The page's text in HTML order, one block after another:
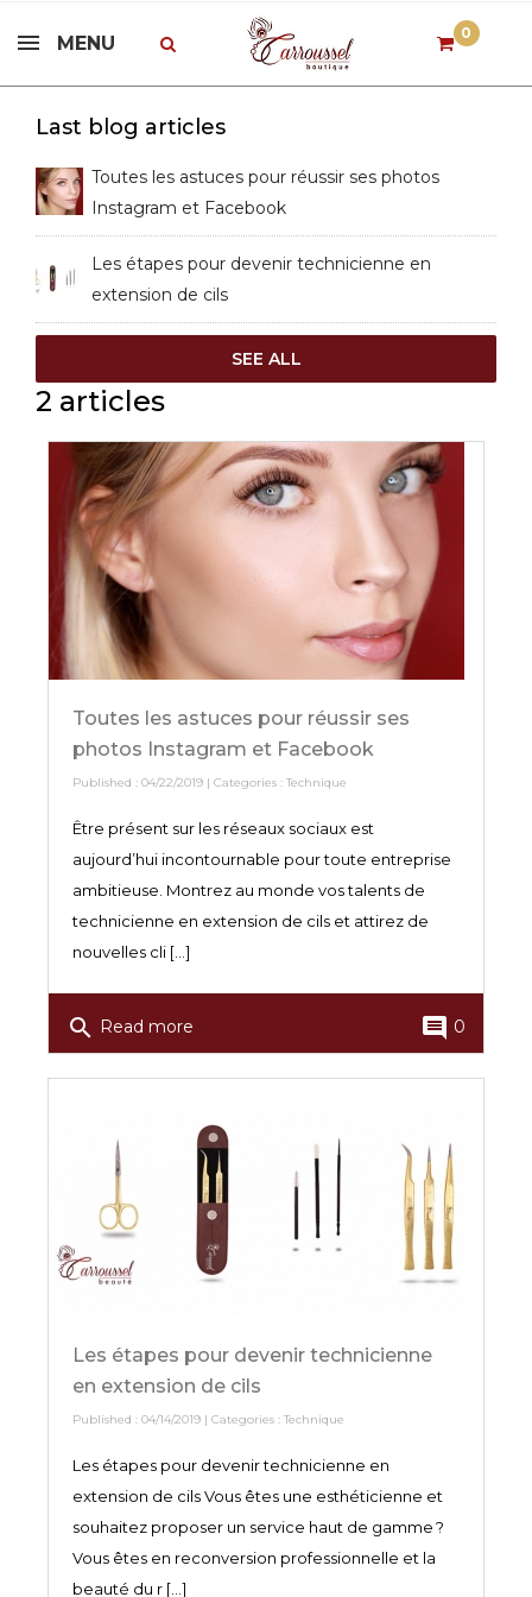
MENU 0
Last blog articles
Toutes les astuces pour réussir ses photos
Instagram et Facebook
Les étapes pour devenir technicienne en
extension de cils
SEE ALL
2 articles
Toutes les astuces pour réussir ses
photos Instagram et Facebook
Published : 04/22/2019 | Categories : Technique
Être présent sur les réseaux sociaux est
aujourd’hui incontournable pour toute entreprise
ambitieuse. Montrez au monde vos talents de
technicienne en extension de cils et attirez de
nouvelles cli [...]
search Read more comment 0
Les étapes pour devenir technicienne
en extension de cils
Published : 04/14/2019 | Categories : Technique
Les étapes pour devenir technicienne en
extension de cils Vous êtes une esthéticienne et
souhaitez proposer un service haut de gamme ?
Vous êtes en reconversion professionnelle et la
beauté du r [...]